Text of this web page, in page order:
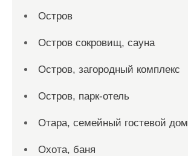
Остров
Остров сокровищ, сауна
Остров, загородный комплекс
Остров, парк-отель
Отара, семейный гостевой дом
Охота, баня